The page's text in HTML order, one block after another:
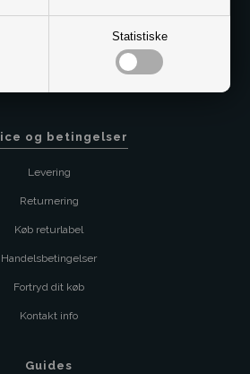
Statistiske
og betingelser
Levering
Returnering
Køb returlabel
Handelsbetingelser
Fortryd dit køb
Kontakt info
Guides